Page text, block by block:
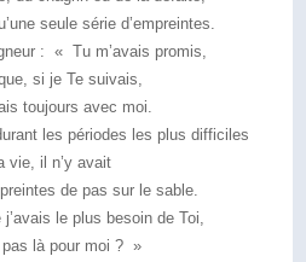
seule série d’empreintes.
: « Tu m’avais promis,
si je Te suivais,
toujours avec moi.
les périodes les plus difficiles
vie, il n’y avait
de pas sur le sable.
le plus besoin de Toi,
pas là pour moi ? »